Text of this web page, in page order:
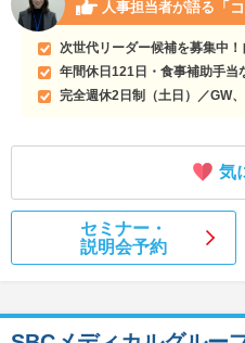
人事担当者が語る 「
次世代リーダー候補を募集中
年間休日121日・食事補助手当
完全週休2日制（土日）／GW
気
セミナー・
説明会予約